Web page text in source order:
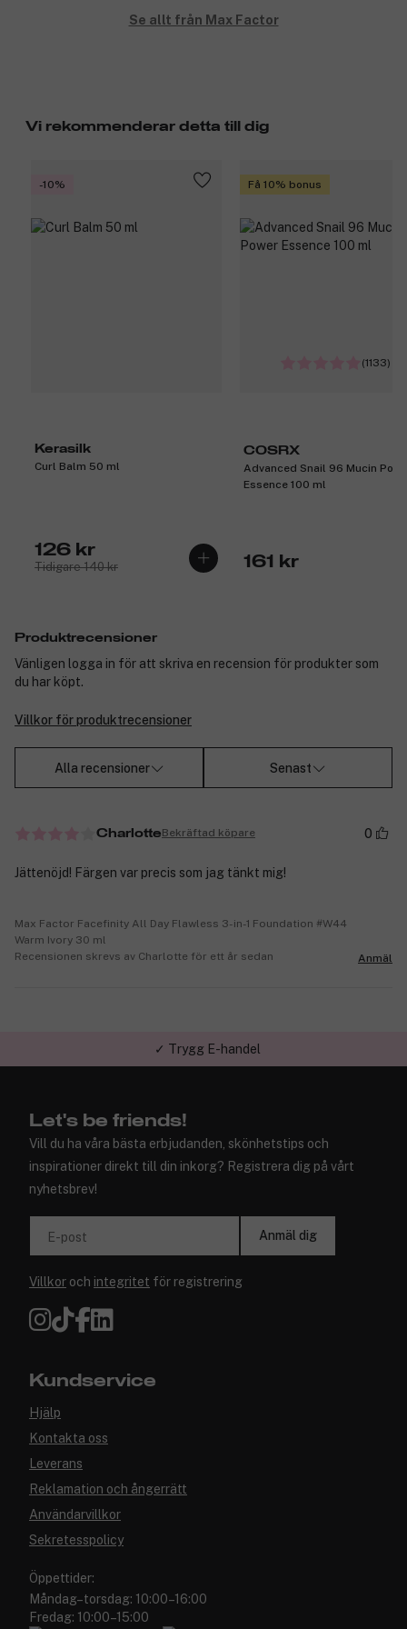
Se allt från Max Factor
Vi rekommenderar detta till dig
-10%
Kerasilk
Curl Balm 50 ml
126 kr
Tidigare 140 kr
Få 10% bonus
(1133)
COSRX
Advanced Snail 96 Mucin
Essence 100 ml
161 kr
Produktrecensioner
Vänligen logga in för att skriva en recension för produkter som
du har köpt.
Villkor för produktrecensioner
Alla recensioner Senast
CharlotteBekräftad köpare 0
Jättenöjd! Färgen var precis som jag tänkt mig!
Max Factor Facefinity All Day Flawless 3-in-1 Foundation #W44
Warm Ivory 30 ml
Recensionen skrevs av Charlotte för ett år sedan
Anmäl
✓ Trygg E-handel
Let's be friends!
Vill du ha våra bästa erbjudanden, skönhetstips och
inspirationer direkt till din inkorg? Registrera dig på vårt
nyhetsbrev!
E-post Anmäl dig
Villkor och integritet för registrering
Kundservice
Hjälp
Kontakta oss
Leverans
Reklamation och ångerrätt
Användarvillkor
Sekretesspolicy
Öppettider:
Måndag–torsdag: 10:00–16:00
Fredag: 10:00–15:00